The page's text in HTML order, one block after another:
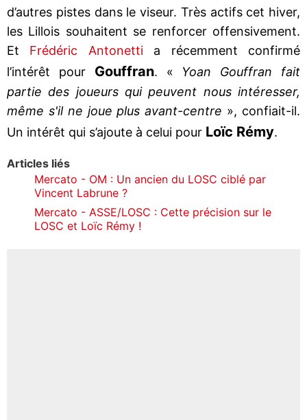
d’autres pistes dans le viseur. Très actifs cet hiver,
les Lillois souhaitent se renforcer offensivement.
Et Frédéric Antonettia récemment confirmé
l’intérêt pour Gouffran. « Yoan Gouffran fait
partie des joueurs qui peuvent nous intéresser,
même s'il ne joue plus avant-centre », confiait-il.
Un intérêt qui s’ajoute à celui pour Loïc Rémy.
Articles liés
Mercato - OM : Un ancien du LOSC ciblé par
Vincent Labrune ?
Mercato - ASSE/LOSC : Cette précision sur le
LOSC et Loïc Rémy !